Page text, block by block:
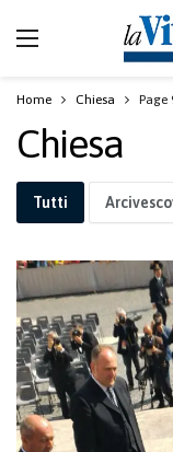
Home Chiesa Page
Chiesa
Tutti